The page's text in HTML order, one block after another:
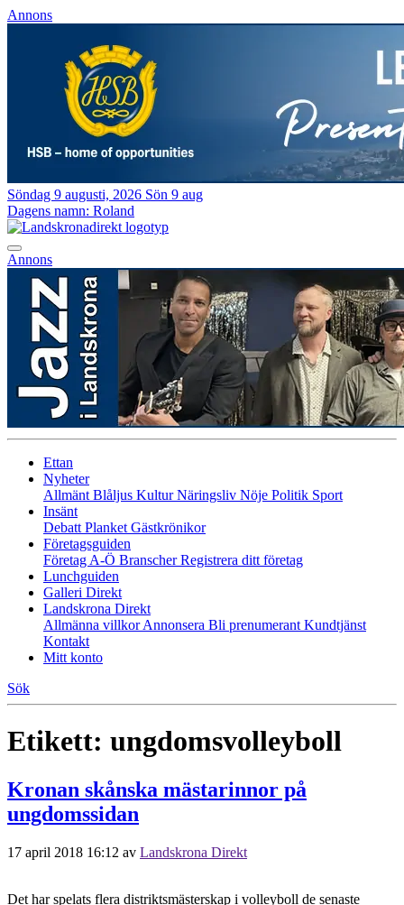
Annons
Söndag 9 augusti, 2026 Sön 9 aug
Dagens namn: Roland
Annons
Ettan
Nyheter
Allmänt Blåljus KulturNäringsliv Nöje Politik Sport
Insänt
Debatt Planket Gästkrönikor
Företagsguiden
Företag A-Ö BranscherRegistrera ditt företag
Lunchguiden
Galleri Direkt
Landskrona Direkt
Allmänna villkorAnnonsera Bli prenumerant Kundtjänst
Kontakt
Mitt konto
Sök
Etikett: ungdomsvolleyboll
Kronan skånska mästarinnor på
ungdomssidan
17 april 2018 16:12 av Landskrona Direkt
Det har spelats flera distriktsmästerskap i volleyboll de senaste